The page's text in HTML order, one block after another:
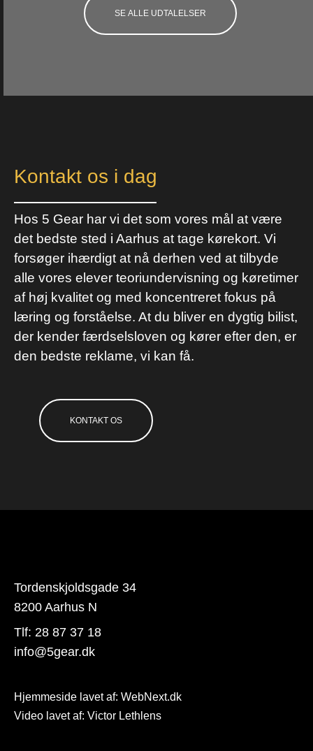
SE ALLE UDTALELSER
Kontakt os i dag
Hos 5 Gear har vi det som vores mål at være
det bedste sted i Aarhus at tage kørekort. Vi
forsøger ihærdigt at nå derhen ved at tilbyde
alle vores elever teoriundervisning og køretimer
af høj kvalitet og med koncentreret fokus på
læring og forståelse. At du bliver en dygtig bilist,
der kender færdselsloven og kører efter den, er
den bedste reklame, vi kan få.
KONTAKT OS
Tordenskjoldsgade 34
8200 Aarhus N
Tlf: 28 87 37 18
info@5gear.dk
Hjemmeside lavet af: WebNext.dk
Video lavet af: Victor Lethlens